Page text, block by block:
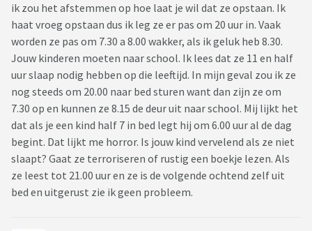
ik zou het afstemmen op hoe laat je wil dat ze opstaan. Ik
haat vroeg opstaan dus ik leg ze er pas om 20 uur in. Vaak
worden ze pas om 7.30 a 8.00 wakker, als ik geluk heb 8.30.
Jouw kinderen moeten naar school. Ik lees dat ze 11 en half
uur slaap nodig hebben op die leeftijd. In mijn geval zou ik ze
nog steeds om 20.00 naar bed sturen want dan zijn ze om
7.30 op en kunnen ze 8.15 de deur uit naar school. Mij lijkt het
dat als je een kind half 7 in bed legt hij om 6.00 uur al de dag
begint. Dat lijkt me horror. Is jouw kind vervelend als ze niet
slaapt? Gaat ze terroriseren of rustig een boekje lezen. Als
ze leest tot 21.00 uur en ze is de volgende ochtend zelf uit
bed en uitgerust zie ik geen probleem.